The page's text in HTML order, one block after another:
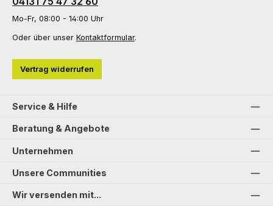
Mo-Fr, 08:00 - 14:00 Uhr
Oder über unser Kontaktformular.
Vertrag widerrufen
Service & Hilfe
Beratung & Angebote
Unternehmen
Unsere Communities
Wir versenden mit...